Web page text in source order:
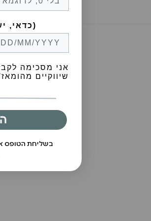
Birthday (😍כדאי, יש הפתעות)
אני מסכימה
שיווקיים מהומאז'
בשליחת